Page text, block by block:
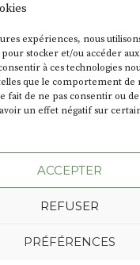
expériences, nous
pour stocker et/ou accéder
à ces technologies
que le comportement de
fait de ne pas consentir ou
un effet négatif sur
ACCEPTER
REFUSER
PRÉFÉRENCES
d’autres activités
la Petite Cité de
exemple,
Charbons’inscrit
« off » du festival
SA D’où vient le
BT C’est le terme
les actes de
c’était un saloir et
toute l'actu de
Politique de confidentialité